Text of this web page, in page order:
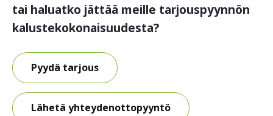
tai haluatko jättää meille tarjouspyynnön
kalustekokonaisuudesta?
Pyydä tarjous
Lähetä yhteydenottopyyntö